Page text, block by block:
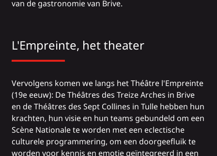
van de gastronomie van Brive.
L'Empreinte, het theater
Vervolgens komen we langs hetThéâtre l'Empreinte
(19e eeuw): De Théâtres des Treize Arches in Brive
en de Théâtres des Sept Collines in Tulle hebben hun
krachten, hun visie en hun teams gebundeld om een
Scène Nationale te worden met een eclectische
culturele programmering, om een doorgeefluik te
worden voor kennis en emotie geïntegreerd in een